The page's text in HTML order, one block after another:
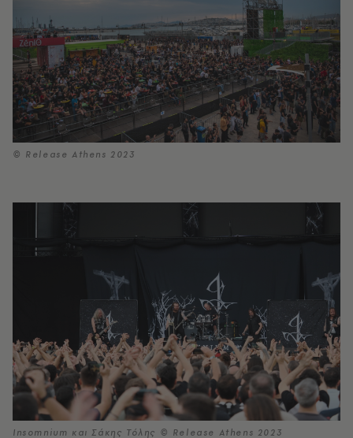
© Release Athens 2023
Insomnium και Σάκης Τόλης © Release Athens 2023